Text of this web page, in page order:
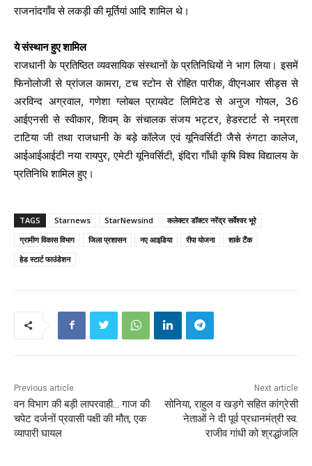
राजनांदगॉंव से लकड़ी की मूर्तियां आदि शामिल थे।
ये संस्थान हुए शामिल
राजधानी के प्रतिष्ठित व्यवसायिक संस्थानों के प्रतिनिधियों ने भाग लिया। इसमें
फिनोलोजी से प्रांजल कामरा, टच स्टोन से रोहित पारीक, वीएनआर सीड्स से
अरविन्द अग्रवाल, गणेशा ग्लोबल प्रायवेट लिमिटेड से अनुज गोयल, 36
आईएनसी से स्वीकार, शिवम् के संचालक संजय भट्टर, हेडस्टार्ट से नम्रता
टाटिया जी तथा राजधानी के बड़े कॉलेज एवं यूनिवर्सिटी जैसे रुंगटा कालेज,
आईआईआईटी नया रायपुर, एमेटी यूनिवर्सिटी, इंदिरा गाँधी कृषि विश्व विद्यालय के
प्रतिनिधि शामिल हुए।
TAGS Starnews StarNewsind
कलेक्टर डॉक्टर नरेंद्र सर्वेश्वर भूरे
ग्रामीण विकास विभाग
जिला प्रशासन नए आइडिया रीपा योजना
शार्क टैंक
हेड स्टार्ट फाउंडेशन
Previous article
वन विभाग की बड़ी लापरवाही… गाज की
चपेट दर्जनों प्रवासी पक्षी की मौत, एक
व्यापारी घायल
Next article
सोनिया, राहुल व खड़गे स‎हित कांग्रेसी
नेताओं ने दी पूर्व प्रधानमंत्री स्व.
राजीव गांधी को श्रद्धांजलि